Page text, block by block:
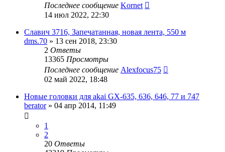
Последнее сообщение Kornet
14 июл 2022, 22:30
Славич 3716, Запечатанная, новая лента, 550 м
dms.70 » 13 сен 2018, 23:30
2 Ответы
13365 Просмотры
Последнее сообщение Alexfocus75
02 май 2022, 18:48
Новые головки для akai GX-635, 636, 646, 77 и 747
berator» 04 апр 2014, 11:49
1
2
20 Ответы